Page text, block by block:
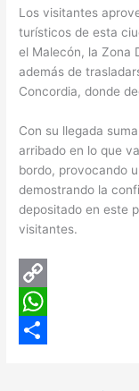
Los visitantes
turísticos de esta
el Malecón, la Zona
además de
Concordia, donde
Con su llegada
arribado en lo que
bordo, provocando
demostrando la
depositado en este
visitantes.
C
oW